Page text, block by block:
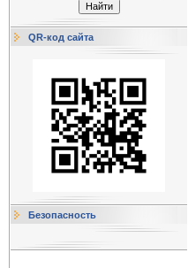
QR-код сайта
Безопасность